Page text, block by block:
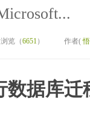
浏览（6651） 作者(
数据库迁